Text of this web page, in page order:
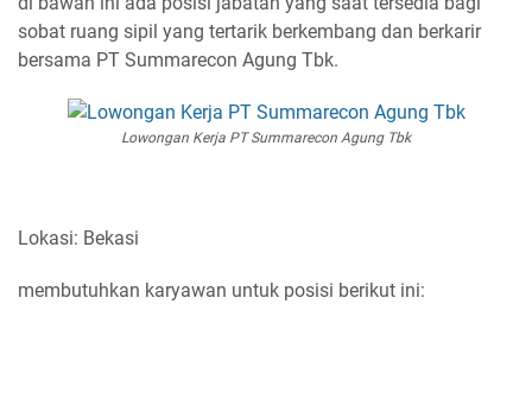
sobat ruang sipil yang tertarik berkembang dan berkarir
bersama PT Summarecon Agung Tbk.
Lowongan Kerja PT Summarecon Agung Tbk
Lokasi: Bekasi
membutuhkan karyawan untuk posisi berikut ini: